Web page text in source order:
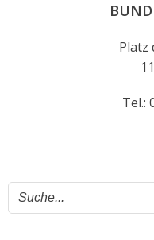
Platz
Tel.: